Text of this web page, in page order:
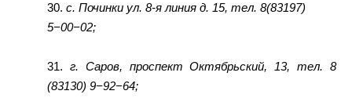
30. с. Починки ул. 8-я линия д. 15, тел. 8(83197)
5−00−02;
31. г. Саров, проспект Октябрьский, 13, тел. 8
(83130) 9−92−64;